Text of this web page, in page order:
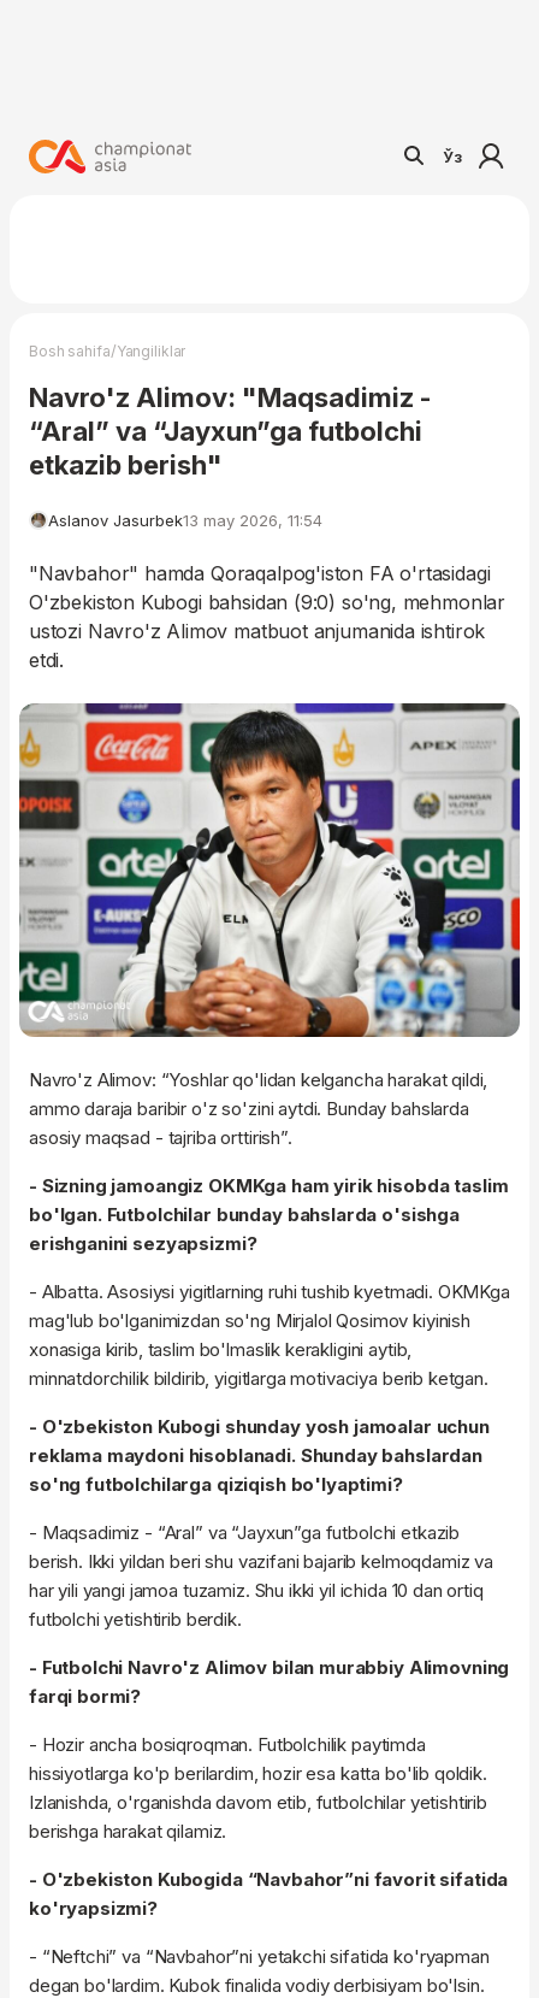
Ўз
Bosh sahifa/Yangiliklar
Navro'z Alimov: "Maqsadimiz -
“Aral” va “Jayxun”ga futbolchi
etkazib berish"
Aslanov Jasurbek13 may 2026, 11:54
"Navbahor" hamda Qoraqalpog'iston FA o'rtasidagi
O'zbekiston Kubogi bahsidan (9:0) so'ng, mehmonlar
ustozi Navro'z Alimov matbuot anjumanida ishtirok
etdi.
Navro'z Alimov: “Yoshlar qo'lidan kelgancha harakat qildi,
ammo daraja baribir o'z so'zini aytdi. Bunday bahslarda
asosiy maqsad - tajriba orttirish”.
- Sizning jamoangiz OKMKga ham yirik hisobda taslim
bo'lgan. Futbolchilar bunday bahslarda o'sishga
erishganini sezyapsizmi?
- Albatta. Asosiysi yigitlarning ruhi tushib kyetmadi. OKMKga
mag'lub bo'lganimizdan so'ng Mirjalol Qosimov kiyinish
xonasiga kirib, taslim bo'lmaslik kerakligini aytib,
minnatdorchilik bildirib, yigitlarga motivaciya berib ketgan.
- O'zbekiston Kubogi shunday yosh jamoalar uchun
reklama maydoni hisoblanadi. Shunday bahslardan
so'ng futbolchilarga qiziqish bo'lyaptimi?
- Maqsadimiz - “Aral” va “Jayxun”ga futbolchi etkazib
berish. Ikki yildan beri shu vazifani bajarib kelmoqdamiz va
har yili yangi jamoa tuzamiz. Shu ikki yil ichida 10 dan ortiq
futbolchi yetishtirib berdik.
- Futbolchi Navro'z Alimov bilan murabbiy Alimovning
farqi bormi?
- Hozir ancha bosiqroqman. Futbolchilik paytimda
hissiyotlarga ko'p berilardim, hozir esa katta bo'lib qoldik.
Izlanishda, o'rganishda davom etib, futbolchilar yetishtirib
berishga harakat qilamiz.
- O'zbekiston Kubogida “Navbahor”ni favorit sifatida
ko'ryapsizmi?
- “Neftchi” va “Navbahor”ni yetakchi sifatida ko'ryapman
degan bo'lardim. Kubok finalida vodiy derbisiyam bo'lsin.